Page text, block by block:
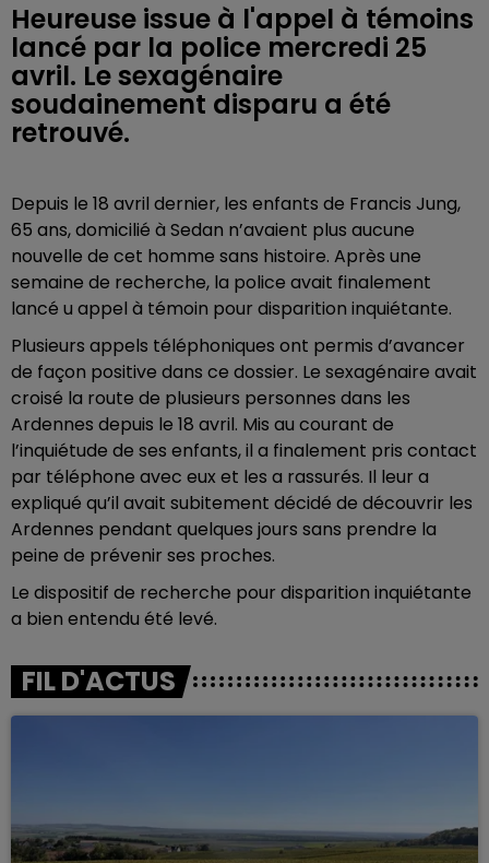
Heureuse issue à l'appel à témoins
lancé par la police mercredi 25
avril. Le sexagénaire
soudainement disparu a été
retrouvé.
Depuis le 18 avril dernier, les enfants de Francis Jung,
65 ans, domicilié à Sedan n’avaient plus aucune
nouvelle de cet homme sans histoire. Après une
semaine de recherche, la police avait finalement
lancé u appel à témoin pour disparition inquiétante.
Plusieurs appels téléphoniques ont permis d’avancer
de façon positive dans ce dossier. Le sexagénaire avait
croisé la route de plusieurs personnes dans les
Ardennes depuis le 18 avril. Mis au courant de
l’inquiétude de ses enfants, il a finalement pris contact
par téléphone avec eux et les a rassurés. Il leur a
expliqué qu’il avait subitement décidé de découvrir les
Ardennes pendant quelques jours sans prendre la
peine de prévenir ses proches.
Le dispositif de recherche pour disparition inquiétante
a bien entendu été levé.
FIL D'ACTUS